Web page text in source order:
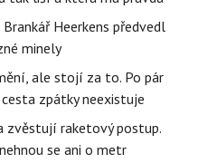
Heerkens předvedl
minely
ale stojí za to. Po pár
zpátky neexistuje
zvěstují raketový postup.
se ani o metr